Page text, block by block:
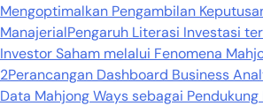
Mengoptimalkan Pengambilan
ManajerialPengaruh Literasi Investasi
Investor Saham melalui Fenomena
2Perancangan Dashboard Business
Data Mahjong Ways sebagai